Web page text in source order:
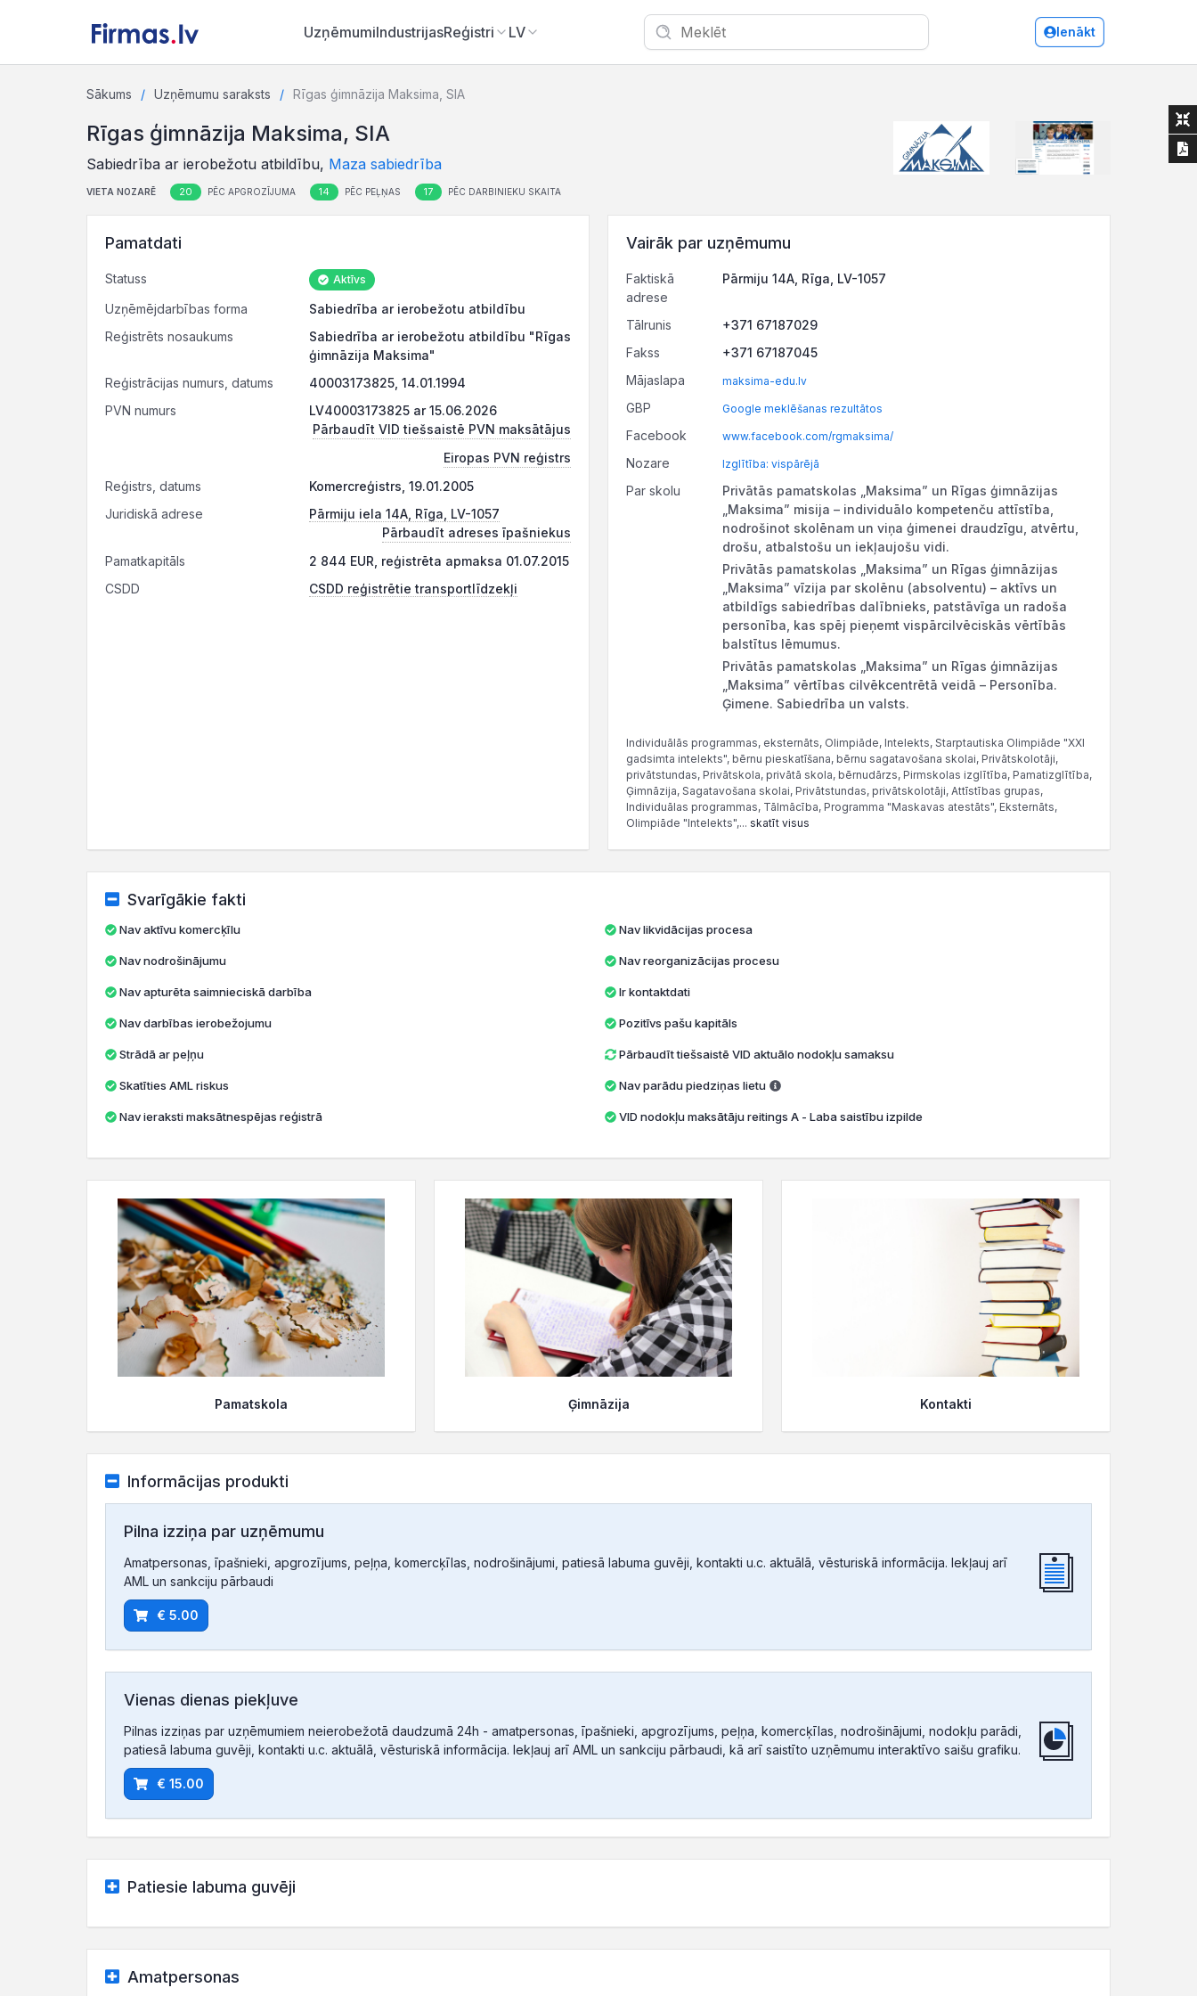
UzņēmumiIndustrijasReģistri LV Ienākt
Sākums Uzņēmumu saraksts Rīgas ģimnāzija Maksima, SIA
Rīgas ģimnāzija Maksima, SIA
Sabiedrība ar ierobežotu atbildību, Maza sabiedrība
VIETA NOZARĒ 20 PĒC APGROZĪJUMA 14 PĒC PEĻŅAS 17 PĒC DARBINIEKU SKAITA
Pamatdati
Statuss Aktīvs
Uzņēmējdarbības forma
Sabiedrība ar ierobežotu atbildību
Reģistrēts nosaukums
Sabiedrība ar ierobežotu atbildību "Rīgas
ģimnāzija Maksima"
Reģistrācijas numurs, datums
40003173825, 14.01.1994
PVN numurs
LV40003173825 ar 15.06.2026
Pārbaudīt VID tiešsaistē PVN maksātājus
Eiropas PVN reģistrs
Reģistrs, datums
Komercreģistrs, 19.01.2005
Juridiskā adrese
Pārmiju iela 14A, Rīga, LV-1057
Pārbaudīt adreses īpašniekus
Pamatkapitāls
2 844 EUR, reģistrēta apmaksa 01.07.2015
CSDD
CSDD reģistrētie transportlīdzekļi
Vairāk par uzņēmumu
Faktiskā
adrese
Pārmiju 14A, Rīga, LV-1057
Tālrunis
+371 67187029
Fakss
+371 67187045
Mājaslapa
maksima-edu.lv
GBP Google meklēšanas rezultātos
Facebook www.facebook.com/rgmaksima/
Nozare Izglītība: vispārējā
Par skolu
Privātās pamatskolas „Maksima” un Rīgas ģimnāzijas
„Maksima” misija – individuālo kompetenču attīstība,
nodrošinot skolēnam un viņa ģimenei draudzīgu, atvērtu,
drošu, atbalstošu un iekļaujošu vidi.
Privātās pamatskolas „Maksima” un Rīgas ģimnāzijas
„Maksima” vīzija par skolēnu (absolventu) – aktīvs un
atbildīgs sabiedrības dalībnieks, patstāvīga un radoša
personība, kas spēj pieņemt vispārcilvēciskās vērtībās
balstītus lēmumus.
Privātās pamatskolas „Maksima” un Rīgas ģimnāzijas
„Maksima” vērtības cilvēkcentrētā veidā – Personība.
Ģimene. Sabiedrība un valsts.
Individuālās programmas, eksternāts, Olimpiāde, Intelekts, Starptautiska Olimpiāde "XXI
gadsimta intelekts", bērnu pieskatīšana, bērnu sagatavošana skolai, Privātskolotāji,
privātstundas, Privātskola, privātā skola, bērnudārzs, Pirmskolas izglītība, Pamatizglītība,
Ģimnāzija, Sagatavošana skolai, Privātstundas, privātskolotāji, Attīstības grupas,
Individuālas programmas, Tālmācība, Programma "Maskavas atestāts", Eksternāts,
Olimpiāde "Intelekts",... skatīt visus
Svarīgākie fakti
Nav aktīvu komercķīlu
Nav nodrošinājumu
Nav apturēta saimnieciskā darbība
Nav darbības ierobežojumu
Strādā ar peļņu
Skatīties AML riskus
Nav ieraksti maksātnespējas reģistrā
Nav likvidācijas procesa
Nav reorganizācijas procesu
Ir kontaktdati
Pozitīvs pašu kapitāls
Pārbaudīt tiešsaistē VID aktuālo nodokļu samaksu
Nav parādu piedziņas lietu
VID nodokļu maksātāju reitings A - Laba saistību izpilde
Pamatskola Ģimnāzija Kontakti
Informācijas produkti
Pilna izziņa par uzņēmumu
Amatpersonas, īpašnieki, apgrozījums, peļņa, komercķīlas, nodrošinājumi, patiesā labuma guvēji, kontakti u.c. aktuālā, vēsturiskā informācija. Iekļauj arī
AML un sankciju pārbaudi
€ 5.00
Vienas dienas piekļuve
Pilnas izziņas par uzņēmumiem neierobežotā daudzumā 24h - amatpersonas, īpašnieki, apgrozījums, peļņa, komercķīlas, nodrošinājumi, nodokļu parādi,
patiesā labuma guvēji, kontakti u.c. aktuālā, vēsturiskā informācija. Iekļauj arī AML un sankciju pārbaudi, kā arī saistīto uzņēmumu interaktīvo saišu grafiku.
€ 15.00
Patiesie labuma guvēji
Amatpersonas